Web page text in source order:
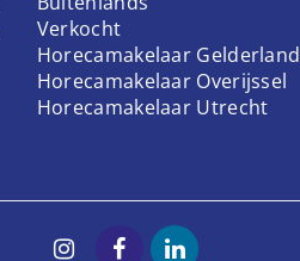
Verkocht
Horecamakelaar Gelderland
Horecamakelaar Overijssel
Horecamakelaar Utrecht